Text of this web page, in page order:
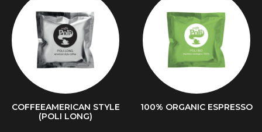
COFFEEAMERICAN STYLE
(POLI LONG)
100% ORGANIC ESPRESSO